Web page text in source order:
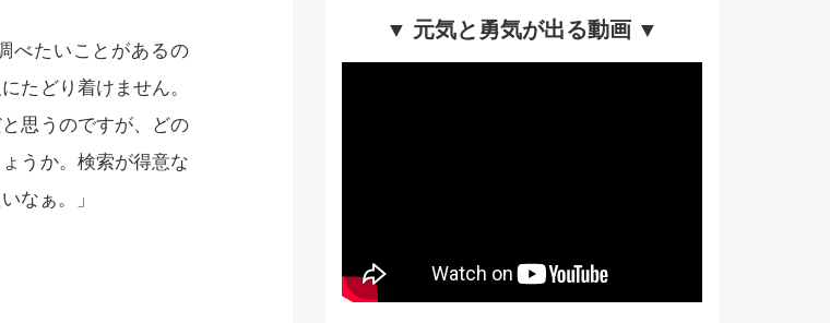
調べたいことがあるの
たどり着けません。
思うのですが、どの
うか。検索が得意な
なぁ。」
▼ 元気と勇気が出る動画 ▼